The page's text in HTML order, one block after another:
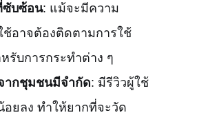
ซับซ้อน: แม้จะมีความ
อาจต้องติดตามการใช้
รับการกระทำต่าง ๆ
ากชุมชนมีจำกัด: มีรีวิวผู้ใช้
ยลง ทำให้ยากที่จะวัด